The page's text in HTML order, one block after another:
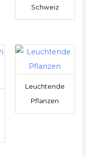
Schweiz
Leuchtende
Pflanzen